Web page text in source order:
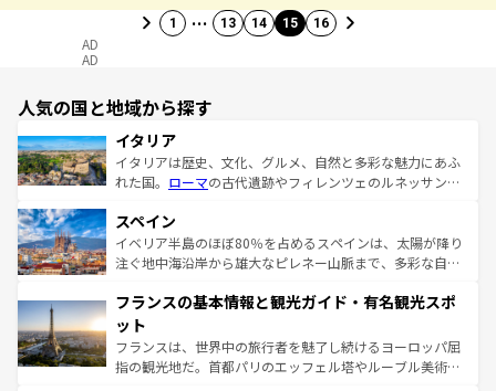
1 … 13 14 15 16
AD
AD
人気の国と地域から探す
イタリア
イタリアは歴史、文化、グルメ、自然と多彩な魅力にあふ
れた国。 ローマの古代遺跡やフィレンツェのルネッサンス
ろん、トスカーナの美しい田園風景やアマルフィ海岸の絶
景など、自然景観も見逃せない。観光の合間には、本場の
ピザやパスタなど、絶品のイタリア料理を堪能することも
ませてくれるイタリアで、忘れられない旅をしてみよう！
なお、新着のイタリア情報は
しい。
スペイン
イベリア半島のほぼ80％を占めるスペインは、太陽が降り
注ぐ地中海沿岸から雄大なピレネー山脈まで、多彩な自然
文化が根付くこの国では、情熱的なフラメンコ、熱気あふ
れる闘牛、そして美味しいタパスが生活の一部となってい
る。首都マドリードの洗練された雰囲気や、バルセロナの
アートに溢れた街角から、地方では古代ローマ遺跡や中世
フランスの基本情報と観光ガイド・有名観光スポ
ット
フランスは、世界中の旅行者を魅了し続けるヨーロッパ屈
指の観光地だ。首都パリのエッフェル塔やルーブル美術館